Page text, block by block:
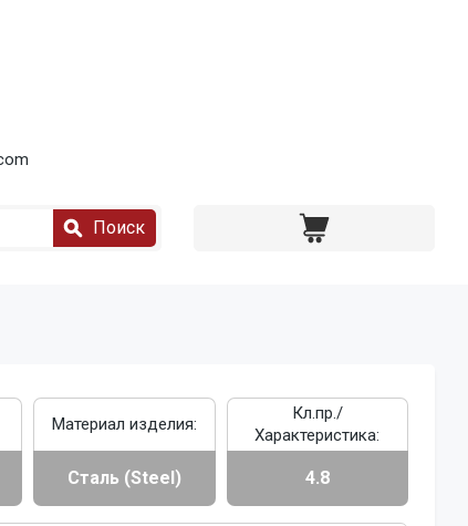
Поиск
Материал изделия:
Сталь (Steel)
Кл.пр./
Характеристика:
4.8